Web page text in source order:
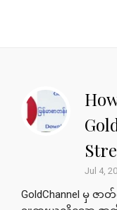
Jul 4,
GoldChannel မှ ဇ